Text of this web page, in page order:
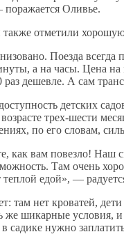
Оливье.
отметили
Поезда
а на часы. Цена на
дешевле. А сам
детских
трех-шести
по его словам,
как вам повезло! Наш
Там очень
теплой едой», —
там нет кроватей,
же шикарные условия,
садике нужно